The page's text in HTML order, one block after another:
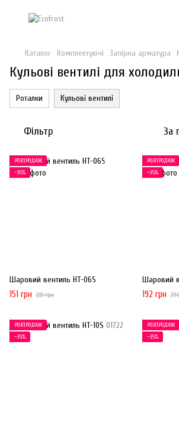
Каталог Комплектуючі Запірна арматура
Кульові вентилі для
Роталки Кульові вентилі
Фільтр За
РОЗПРОДАЖ
−35%
Шаровий вентиль HT-06S
151 грн 233 грн
РОЗПРОДАЖ
−35%
Шаровий
192 грн
РОЗПРОДАЖ
−35%
РОЗПРОДАЖ
−35%